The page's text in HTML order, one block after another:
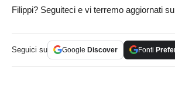
Filippi? Seguiteci e vi terremo aggiornati
Seguici su Google Discover Fonti